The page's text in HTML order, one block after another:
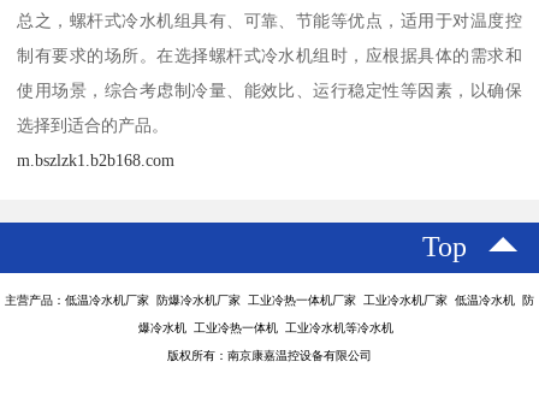
总之，螺杆式冷水机组具有、可靠、节能等优点，适用于对温度控
制有要求的场所。在选择螺杆式冷水机组时，应根据具体的需求和
使用场景，综合考虑制冷量、能效比、运行稳定性等因素，以确保
选择到适合的产品。
m.bszlzk1.b2b168.com
Top
主营产品：低温冷水机厂家 防爆冷水机厂家 工业冷热一体机厂家 工业冷水机厂家 低温冷水机 防
爆冷水机 工业冷热一体机 工业冷水机等冷水机
版权所有：南京康嘉温控设备有限公司